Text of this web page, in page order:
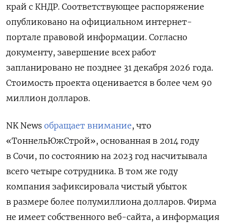
край с КНДР. Соответствующее распоряжение
опубликовано на официальном интернет-
портале правовой информации. Согласно
документу, завершение всех работ
запланировано не позднее 31 декабря 2026 года.
Стоимость проекта оценивается в более чем 90
миллион долларов.
NK News обращает внимание, что
«ТоннельЮжСтрой», основанная в 2014 году
в Сочи, по состоянию на 2023 год насчитывала
всего четыре сотрудника. В том же году
компания зафиксировала чистый убыток
в размере более полумиллиона долларов. Фирма
не имеет собственного веб-сайта, а информация